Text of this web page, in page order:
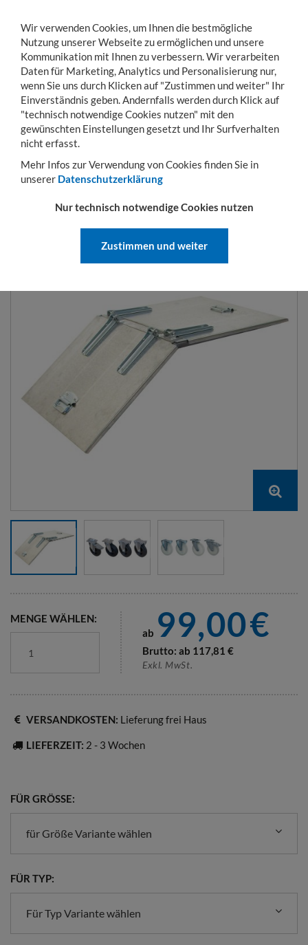
Toggle
navigation
MENÜ KONTO WARENKORB
Sie sind hier: Stapleranbaugeräte Späne-Handling
ZUBEHÖR FÜR KIPPMULDEN TYP
MENGE WÄHLEN:
ab 99,00€
Brutto: ab 117,81 €
Exkl. MwSt.
VERSANDKOSTEN: Lieferung frei Haus
LIEFERZEIT: 2 - 3 Wochen
FÜR GRÖSSE:
für Größe Variante wählen
FÜR TYP:
Für Typ Variante wählen
Wir verwenden Cookies, um Ihnen die bestmögliche
Nutzung unserer Webseite zu ermöglichen und unsere
Kommunikation mit Ihnen zu verbessern. Wir verarbeiten
Daten für Marketing, Analytics und Personalisierung nur,
wenn Sie uns durch Klicken auf "Zustimmen und weiter" Ihr
Einverständnis geben. Andernfalls werden durch Klick auf
"technisch notwendige Cookies nutzen" mit den
gewünschten Einstellungen gesetzt und Ihr Surfverhalten
nicht erfasst.
Mehr Infos zur Verwendung von Cookies finden Sie in
unserer Datenschutzerklärung
Nur technisch notwendige Cookies nutzen
Zustimmen und weiter